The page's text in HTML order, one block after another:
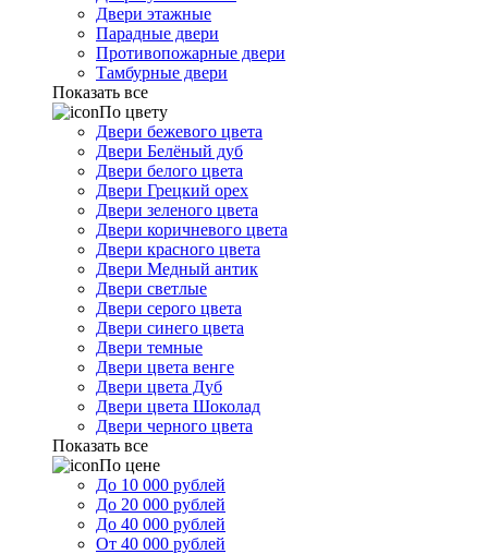
Двери этажные
Парадные двери
Противопожарные двери
Тамбурные двери
Показать все
По цвету
Двери бежевого цвета
Двери Белёный дуб
Двери белого цвета
Двери Грецкий орех
Двери зеленого цвета
Двери коричневого цвета
Двери красного цвета
Двери Медный антик
Двери светлые
Двери серого цвета
Двери синего цвета
Двери темные
Двери цвета венге
Двери цвета Дуб
Двери цвета Шоколад
Двери черного цвета
Показать все
По цене
До 10 000 рублей
До 20 000 рублей
До 40 000 рублей
От 40 000 рублей